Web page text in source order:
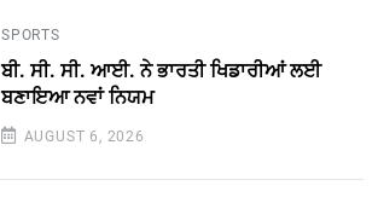
SPORTS
ਬੀ. ਸੀ. ਸੀ. ਆਈ. ਨੇ ਭਾਰਤੀ ਖਿਡਾਰੀਆਂ ਲਈ
ਬਣਾਇਆ ਨਵਾਂ ਨਿਯਮ
AUGUST 6, 2026